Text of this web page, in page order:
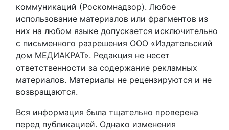
коммуникаций (Роскомнадзор). Любое
использование материалов или фрагментов из
них на любом языке допускается исключительно
с письменного разрешения ООО «Издательский
дом МЕДИАКРАТ». Редакция не несет
ответственности за содержание рекламных
материалов. Материалы не рецензируются и не
возвращаются.
Вся информация была тщательно проверена
перед публикацией. Однако изменения